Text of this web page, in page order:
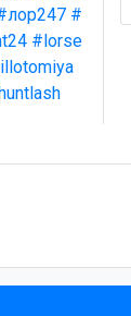
#
#lorse